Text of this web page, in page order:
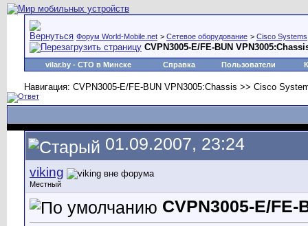
Форум World-Mobile.net > Сетевое оборудование > Cisco Systems
CVPN3005-E/FE-BUN
vilar.by - СТО в Минске Справка Пользователи
Навигация: CVPN3005-E/FE-BUN VPN3005:Chassis >> Cisco
01.09.2007, 23:24
viking
Местный
CVPN3005-E/